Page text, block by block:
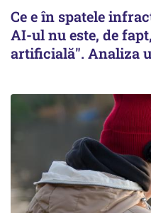
Ce e în spatele
AI-ul nu este, de
artificială". Analiza